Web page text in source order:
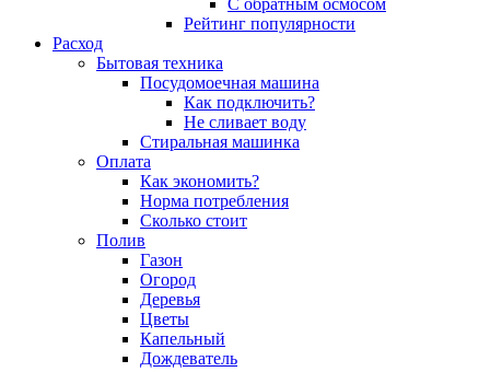
С обратным осмосом
Рейтинг популярности
Расход
Бытовая техника
Посудомоечная машина
Как подключить?
Не сливает воду
Стиральная машинка
Оплата
Как экономить?
Норма потребления
Сколько стоит
Полив
Газон
Огород
Деревья
Цветы
Капельный
Дождеватель